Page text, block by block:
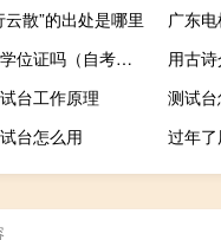
散”的出处是哪里
广东
自考有学士学位证吗（自考学位证有什么用）
用古
台工作原理
测试
台怎么用
过年